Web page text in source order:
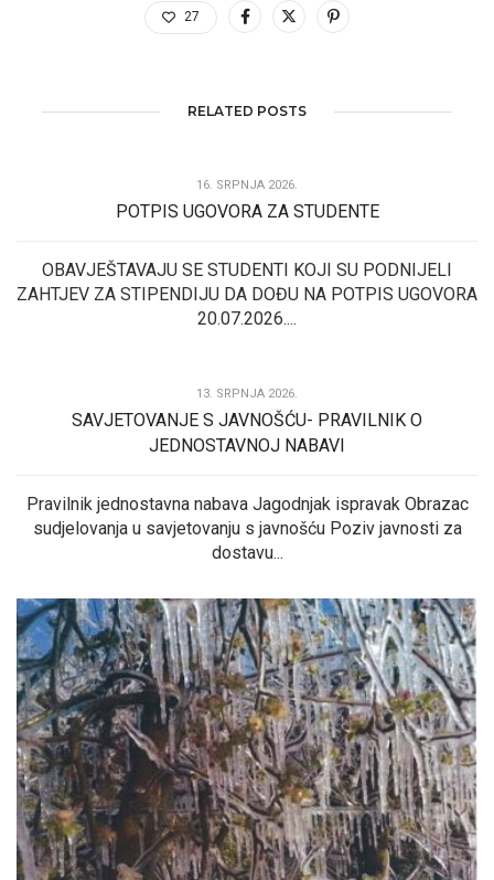
27
RELATED POSTS
16. SRPNJA 2026.
POTPIS UGOVORA ZA STUDENTE
OBAVJEŠTAVAJU SE STUDENTI KOJI SU PODNIJELI
ZAHTJEV ZA STIPENDIJU DA DOĐU NA POTPIS UGOVORA
20.07.2026....
13. SRPNJA 2026.
SAVJETOVANJE S JAVNOŠĆU- PRAVILNIK O
JEDNOSTAVNOJ NABAVI
Pravilnik jednostavna nabava Jagodnjak ispravak Obrazac
sudjelovanja u savjetovanju s javnošću Poziv javnosti za
dostavu...